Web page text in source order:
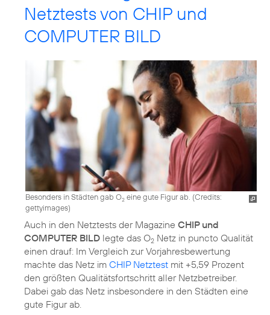
Netztests von CHIP und
COMPUTER BILD
Besonders in Städten gab O2 eine gute Figur ab. (Credits:
gettyimages)
Auch in den Netztests der Magazine CHIP und
COMPUTER BILD legte das O2 Netz in puncto Qualität
einen drauf: Im Vergleich zur Vorjahresbewertung
machte das Netz im CHIP Netztest mit +5,59 Prozent
den größten Qualitätsfortschritt aller Netzbetreiber.
Dabei gab das Netz insbesondere in den Städten eine
gute Figur ab.